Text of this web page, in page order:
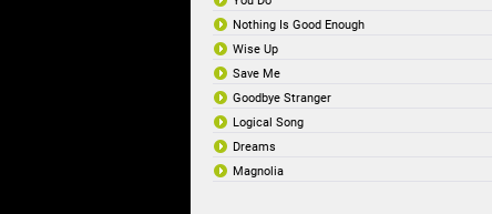
Nothing Is Good Enough
Wise Up
Save Me
Goodbye Stranger
Logical Song
Dreams
Magnolia